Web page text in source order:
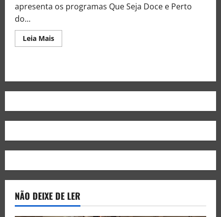
apresenta os programas Que Seja Doce e Perto
do...
Leia Mais
NÃO DEIXE DE LER